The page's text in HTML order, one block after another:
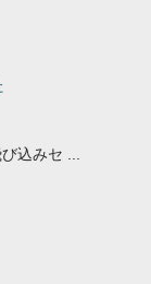
込みセ ...